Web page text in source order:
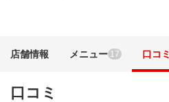
店舗情報 メニュー 17 口コミ
口コミ